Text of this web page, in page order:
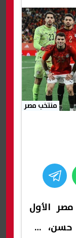
منتخب مصر
الأول
حسن، عن